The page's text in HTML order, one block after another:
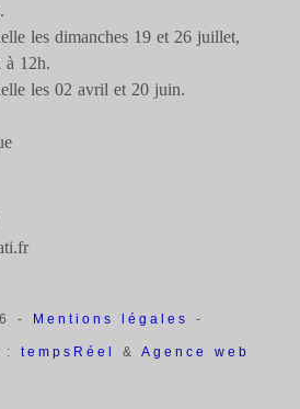
les dimanches 19 et 26 juillet,
à 12h.
les 02 avril et 20 juin.
- Mentions légales -
:tempsRéel&Agence web